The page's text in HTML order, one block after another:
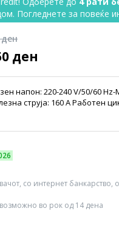
Погледнете за повеќе
ден
ден
напон: 220-240 V/50/60
струја: 160 А Работен
со интернет
во рок од 14 дена